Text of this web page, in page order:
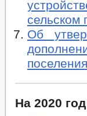
сельском
Об
поселения
На 2020 год